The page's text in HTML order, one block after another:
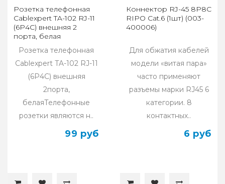
Розетка телефонная
Cablexpert TA-102 RJ-11
(6P4C) внешняя 2
порта, белая
Розетка телефонная
Cablexpert TA-102 RJ-11
(6P4C) внешняя
2порта,
белаяТелефонные
розетки являются н..
99 руб
Коннектор RJ-45 8P8C
RIPO Cat.6 (1шт) (003-
400006)
Для обжатия кабелей
модели «витая пара»
часто применяют
разъемы марки RJ45 6
категории. 8
контактных..
6 руб